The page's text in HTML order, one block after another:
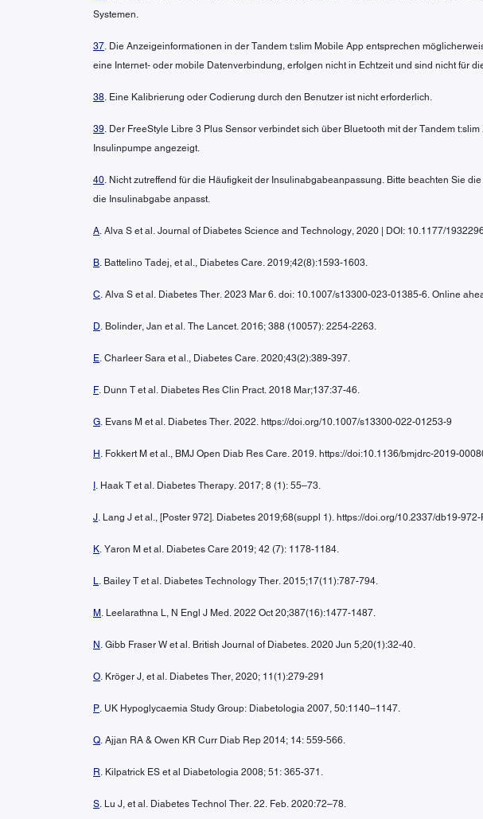
Systemen.
37. Die Anzeigeinformationen in der Tandem t:slim Mobile App entsprechen
eine Internet- oder mobile Datenverbindung, erfolgen nicht in Echtzeit und sind nicht für
38. Eine Kalibrierung oder Codierung durch den Benutzer ist nicht erforderlich.
39. Der FreeStyle Libre 3 Plus Sensor verbindet sich über Bluetooth mit der Tandem
Insulinpumpe angezeigt.
40. Nicht zutreffend für die Häufigkeit der Insulinabgabeanpassung. Bitte beachten Sie
die Insulinabgabe anpasst.
A. Alva S et al. Journal of Diabetes Science and Technology, 2020 | DOI: 10.1177/
B. Battelino Tadej, et al., Diabetes Care. 2019;42(8):1593-1603.
C. Alva S et al. Diabetes Ther. 2023 Mar 6. doi: 10.1007/s13300-023-01385-6. Online
D. Bolinder, Jan et al. The Lancet. 2016; 388 (10057): 2254-2263.
E. Charleer Sara et al., Diabetes Care. 2020;43(2):389-397.
F. Dunn T et al. Diabetes Res Clin Pract. 2018 Mar;137:37-46.
G. Evans M et al. Diabetes Ther. 2022. https://doi.org/10.1007/s13300-022-01253-9
H . Fokkert M et al., BMJ Open Diab Res Care. 2019. https://doi:10.1136/bmjdrc-2019-
. Haak T et al. Diabetes Therapy. 2017; 8 (1): 55–73.
J. Lang J et al., [Poster 972]. Diabetes 2019;68(suppl 1). https://doi.org/10.2337/db19-972-
K. Yaron M et al. Diabetes Care 2019; 42 (7): 1178-1184.
L. Bailey T et al. Diabetes Technology Ther. 2015;17(11):787-794.
M . Leelarathna L, N Engl J Med. 2022 Oct 20;387(16):1477-1487.
N . Gibb Fraser W et al. British Journal of Diabetes. 2020 Jun 5;20(1):32-40.
O. Kröger J, et al. Diabetes Ther, 2020; 11(1):279-291
P. UK Hypoglycaemia Study Group: Diabetologia 2007, 50:1140–1147.
Q. Ajjan RA & Owen KR Curr Diab Rep 2014; 14: 559-566.
R. Kilpatrick ES et al Diabetologia 2008; 51: 365-371.
S. Lu J, et al. Diabetes Technol Ther. 22. Feb. 2020:72–78.